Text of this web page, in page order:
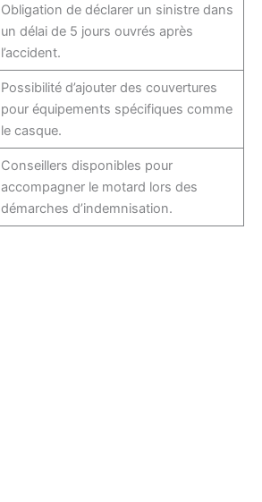
Obligation de déclarer un sinistre dans
un délai de 5 jours ouvrés après
l’accident.
Possibilité d’ajouter des couvertures
pour équipements spécifiques comme
le casque.
Conseillers disponibles pour
accompagner le motard lors des
démarches d’indemnisation.